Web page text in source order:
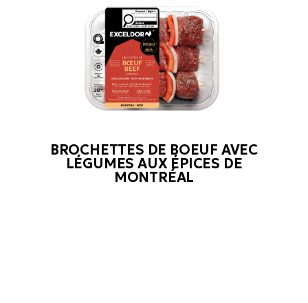
BROCHETTES DE BOEUF AVEC
LÉGUMES AUX ÉPICES DE
MONTRÉAL